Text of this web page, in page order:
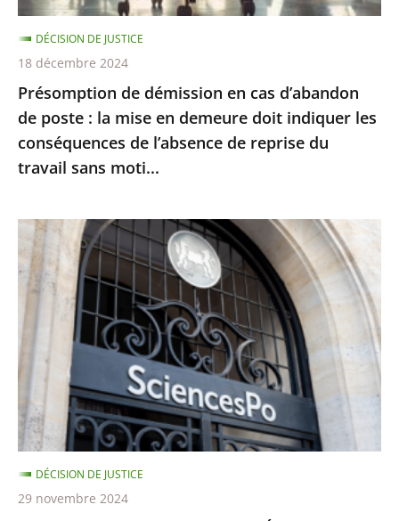
la
mise
en
demeure
doit
indiquer
les
de
l’absence
de
reprise
du
travail
sans
Présomption de démission en cas d’abandon
de poste : la mise en demeure doit indiquer les
conséquences de l’absence de reprise du
travail sans moti...
DÉCISION DE JUSTICE
18 décembre 2024
Le
juge
des
référés
du
Conseil
d’État
ne
suspend
pas
le
refus
DÉCISION DE JUSTICE
29 novembre 2024